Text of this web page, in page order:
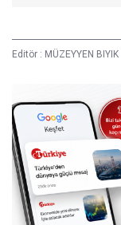
Editör : MÜZEYYEN BIYIK